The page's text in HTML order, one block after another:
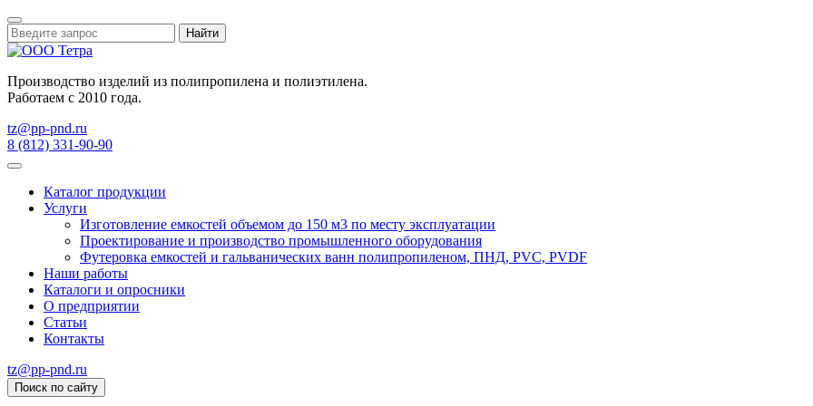
Найти
Производство изделий из полипропилена и полиэтилена.
Работаем с 2010 года.
tz@pp-pnd.ru
8 (812) 331-90-90
Каталог продукции
Услуги
Изготовление емкостей объемом до 150 м3 по месту эксплуатации
Проектирование и производство промышленного оборудования
Футеровка емкостей и гальванических ванн полипропиленом, ПНД, PVC, PVDF
Наши работы
Каталоги и опросники
О предприятии
Статьи
Контакты
tz@pp-pnd.ru
Поиск по сайту